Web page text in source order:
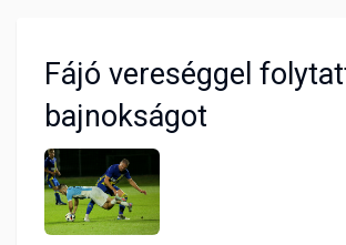
Fájó vereséggel
bajnokságot